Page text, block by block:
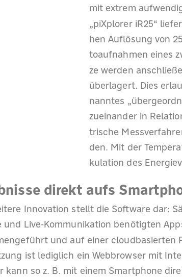
mit extrem
„piXplorer iR25“
hen Auflösung von
toaufnahmen eines
ze werden
überlagert. Dies
nanntes
zueinander in
trische
den. Mit der
kulation des
direkt aufs
Innovation stellt die Software dar:
und Live-Kommunikation benötigten
und auf einer
ist lediglich ein Webbrowser mit
kann so z. B. mit einem Smartphone